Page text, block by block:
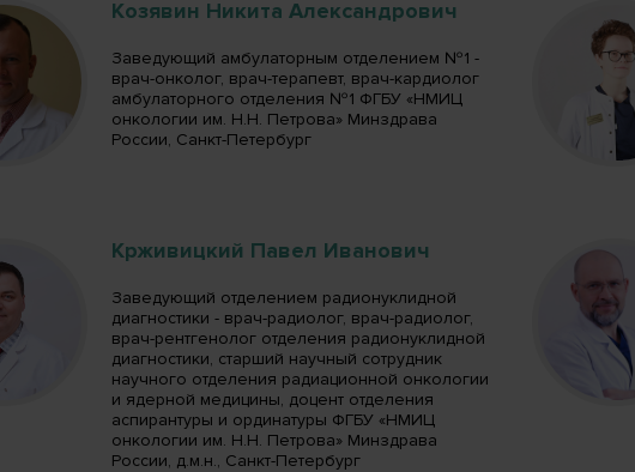
Козявин Никита Александрович
Заведующий амбулаторным отделением №1 -
врач-онколог, врач-терапевт, врач-кардиолог
амбулаторного отделения №1 ФГБУ «НМИЦ
онкологии им. Н.Н. Петрова» Минздрава
России, Санкт-Петербург
Крживицкий Павел Иванович
Заведующий отделением радионуклидной
диагностики - врач-радиолог, врач-радиолог,
врач-рентгенолог отделения радионуклидной
диагностики, старший научный сотрудник
научного отделения радиационной онкологии
и ядерной медицины, доцент отделения
аспирантуры и ординатуры ФГБУ «НМИЦ
онкологии им. Н.Н. Петрова» Минздрава
России, д.м.н., Санкт-Петербург